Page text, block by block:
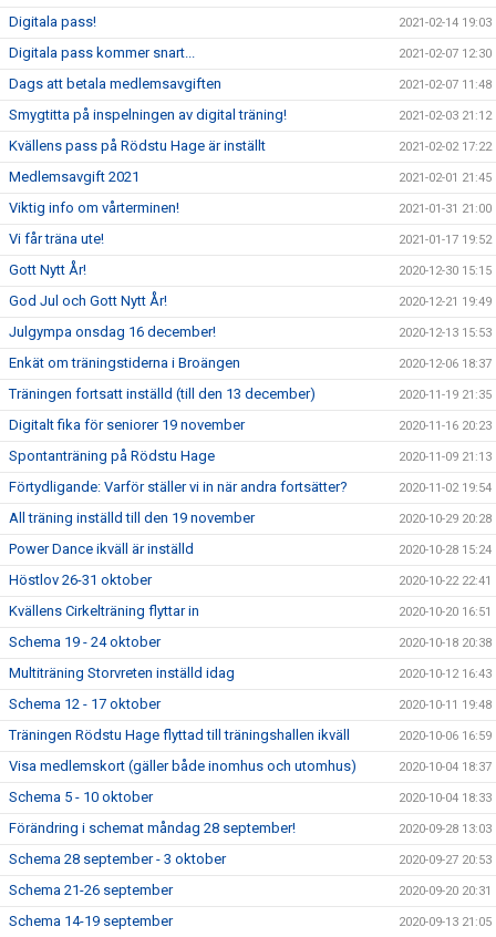
Digitala pass! 2021-02-14 19:03
Digitala pass kommer snart... 2021-02-07 12:30
Dags att betala medlemsavgiften 2021-02-07 11:48
Smygtitta på inspelningen av digital träning! 2021-02-03 21:12
Kvällens pass på Rödstu Hage är inställt 2021-02-02 17:22
Medlemsavgift 2021 2021-02-01 21:45
Viktig info om vårterminen! 2021-01-31 21:00
Vi får träna ute! 2021-01-17 19:52
Gott Nytt År! 2020-12-30 15:15
God Jul och Gott Nytt År! 2020-12-21 19:49
Julgympa onsdag 16 december! 2020-12-13 15:53
Enkät om träningstiderna i Broängen 2020-12-06 18:37
Träningen fortsatt inställd (till den 13 december) 2020-11-19 21:35
Digitalt fika för seniorer 19 november 2020-11-16 20:23
Spontanträning på Rödstu Hage 2020-11-09 21:13
Förtydligande: Varför ställer vi in när andra fortsätter? 2020-11-02 19:54
All träning inställd till den 19 november 2020-10-29 20:28
Power Dance ikväll är inställd 2020-10-28 15:24
Höstlov 26-31 oktober 2020-10-22 22:41
Kvällens Cirkelträning flyttar in 2020-10-20 16:51
Schema 19 - 24 oktober 2020-10-18 20:38
Multiträning Storvreten inställd idag 2020-10-12 16:43
Schema 12 - 17 oktober 2020-10-11 19:48
Träningen Rödstu Hage flyttad till träningshallen ikväll 2020-10-06 16:59
Visa medlemskort (gäller både inomhus och utomhus) 2020-10-04 18:37
Schema 5 - 10 oktober 2020-10-04 18:33
Förändring i schemat måndag 28 september! 2020-09-28 13:03
Schema 28 september - 3 oktober 2020-09-27 20:53
Schema 21-26 september 2020-09-20 20:31
Schema 14-19 september 2020-09-13 21:05